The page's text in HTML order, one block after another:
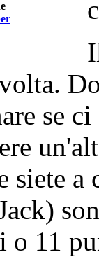
se
siete a
o 11